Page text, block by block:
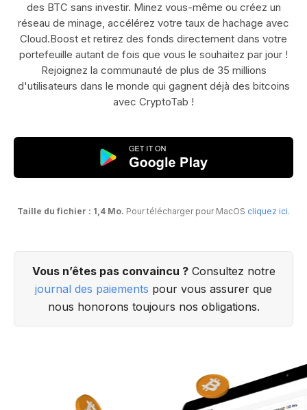
des BTC sans investir. Minez vous-même ou créez un
réseau de minage, accélérez votre taux de hachage avec
Cloud.Boost et retirez des fonds directement dans votre
portefeuille autant de fois que vous le souhaitez par jour !
Rejoignez la communauté de plus de 35 millions
d'utilisateurs dans le monde qui gagnent déjà des bitcoins
avec CryptoTab !
Taille du fichier : 1,4 Mo. Pour télécharger pour MacOS cliquez ici.
Vous n’êtes pas convaincu ?Consultez notre
journal des paiements pour vous assurer que
nous honorons toujours nos obligations.